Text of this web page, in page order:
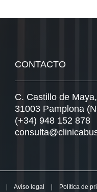
CONTACTO
C. Castillo de
31003 Pamplona
(+34) 948 152 878
| Aviso legal | Política de